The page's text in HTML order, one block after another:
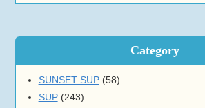
Category
SUNSET SUP(58)
SUP(243)